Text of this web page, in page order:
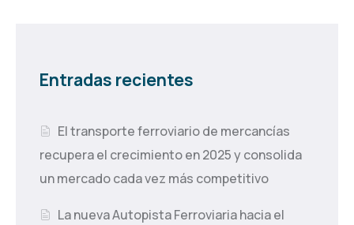
Entradas recientes
El transporte ferroviario de mercancías
recupera el crecimiento en 2025 y consolida
un mercado cada vez más competitivo
La nueva Autopista Ferroviaria hacia el